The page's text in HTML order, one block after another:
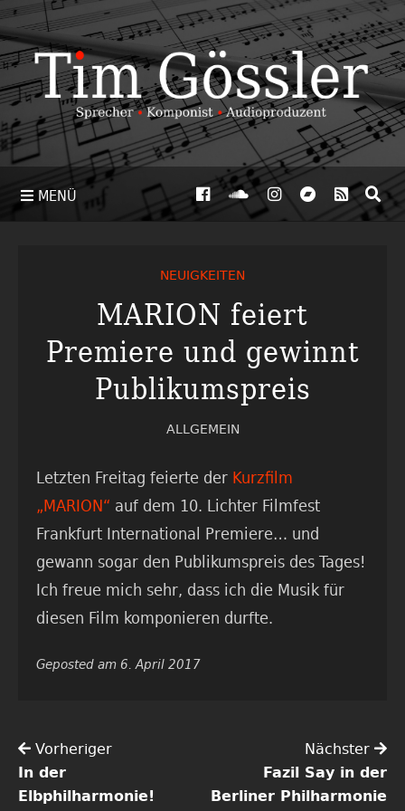
MENÜ
NEUIGKEITEN
MARION feiert
Premiere und gewinnt
Publikumspreis
ALLGEMEIN
Letzten Freitag feierte derKurzfilm
„MARION“ auf dem 10. Lichter Filmfest
Frankfurt International Premiere… und
gewann sogar den Publikumspreis des Tages!
Ich freue mich sehr, dass ich die Musik für
diesen Film komponieren durfte.
Geposted am 6. April 2017
Vorheriger
In der
Elbphilharmonie!
Nächster
Fazil Say in der
Berliner Philharmonie